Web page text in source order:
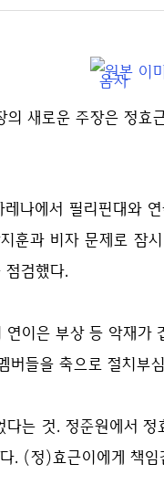
의 새로운 주장은 정
나에서 필리핀대와
훈과 비자 문제로 잠
점검했다.
연이은 부상 등 악재
버들을 축으로 절치부
는 것. 정준원에서
. (정)효근이에게 책